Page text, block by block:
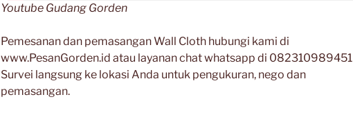
Youtube Gudang Gorden
Pemesanan dan pemasangan Wall Cloth hubungi kami di
www.PesanGorden.id atau layanan chat whatsapp di 082310989451
Survei langsung ke lokasi Anda untuk pengukuran, nego dan
pemasangan.